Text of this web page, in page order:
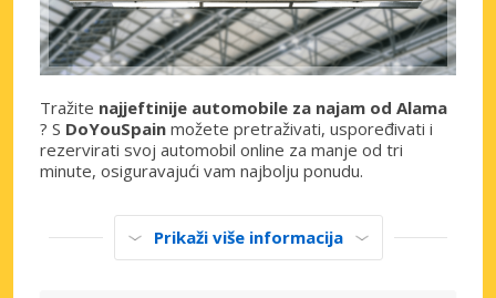
Tražite najjeftinije automobile za najam od Alama
? S DoYouSpain možete pretraživati, uspoređivati ​​i
rezervirati svoj automobil online za manje od tri
minute, osiguravajući vam najbolju ponudu.
Prikaži više informacija